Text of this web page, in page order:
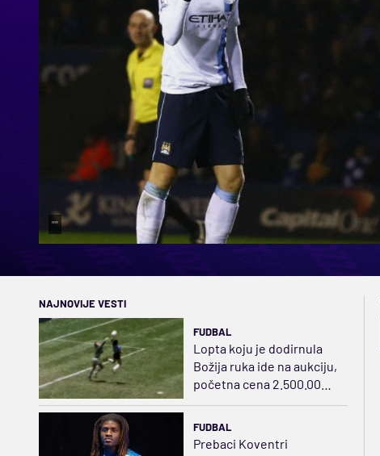
""
NAJNOVIJE VESTI
FUDBAL
Lopta koju je dodirnula
Božija ruka ide na aukciju,
početna cena 2.500.000
dolara
FUDBAL
Prebaci Koventri